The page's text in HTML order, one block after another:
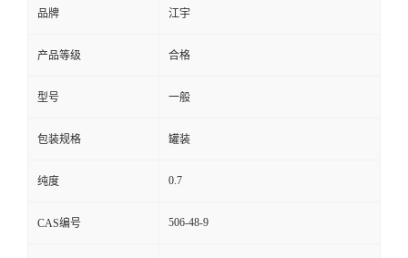
品牌 江宇
产品等级 合格
型号 一般
包装规格 罐装
纯度 0.7
CAS编号 506-48-9